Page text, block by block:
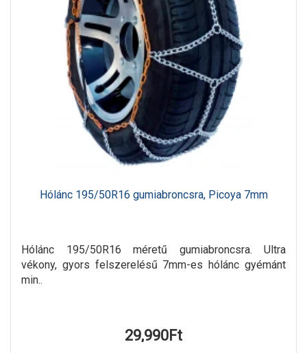
Hólánc 195/50R16 gumiabroncsra, Picoya 7mm
Hólánc 195/50R16 méretű gumiabroncsra. Ultra
vékony, gyors felszerelésű 7mm-es hólánc gyémánt
min..
29,990Ft